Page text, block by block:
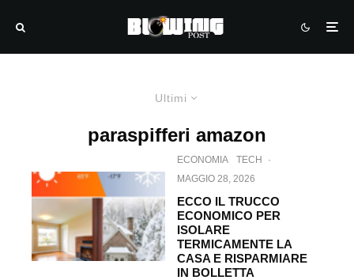
Ultimi
paraspifferi amazon
ECONOMIA TECH
·
MAGGIO 28, 2026
ECCO IL TRUCCO
ECONOMICO PER
ISOLARE
TERMICAMENTE LA
CASA E RISPARMIARE
IN BOLLETTA